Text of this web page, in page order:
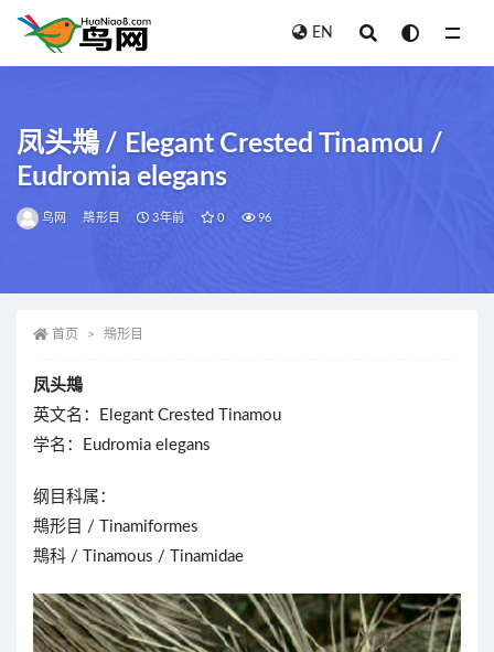
EN
凤头䳍 / Elegant Crested Tinamou /
Eudromia elegans
鸟网 䳍形目 3年前 0 96
首页 䳍形目
凤头䳍
英文名：Elegant Crested Tinamou
学名：Eudromia elegans
纲目科属：
䳍形目 / Tinamiformes
䳍科 / Tinamous / Tinamidae